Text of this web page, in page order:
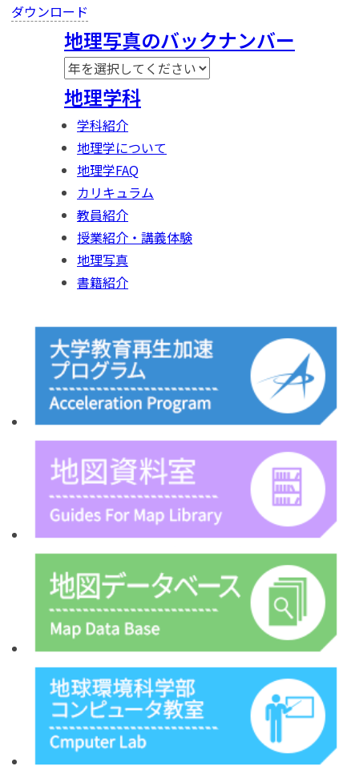
ダウンロード
地理写真のバックナンバー
地理学科
学科紹介
地理学について
地理学FAQ
カリキュラム
教員紹介
授業紹介・講義体験
地理写真
書籍紹介